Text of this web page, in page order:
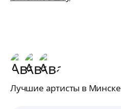
Лучшие артисты в Минске